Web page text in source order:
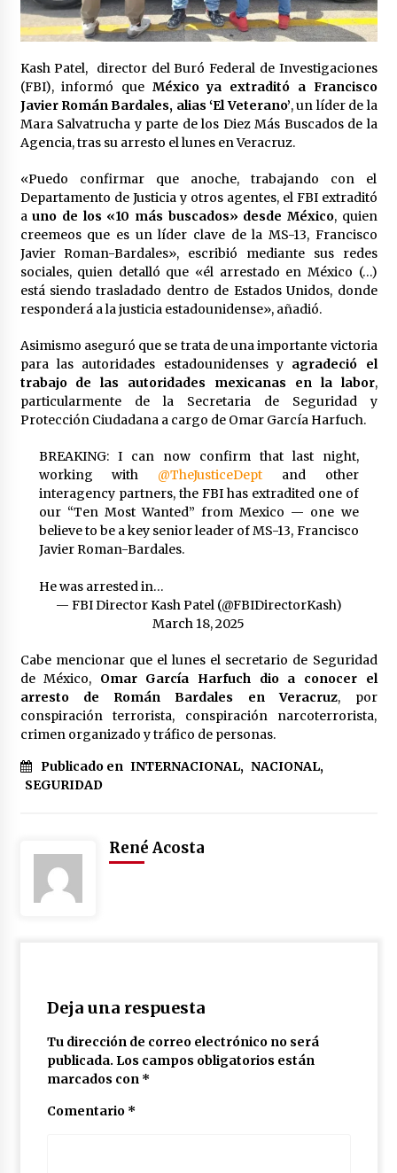
Laura Itzel Castillo será la nueva secretaria de
las Mujeres, anuncia Sheinbaum
2 meses atrás
Sheinbaum descarta reunión entre CNTE y
Segob: «ya dimos nuestras propuestas»
2 meses atrás
Zar antidrogas de EE.UU.: “vamos por los
políticos mexicanos que protegen al narco”
2 meses atrás
Trump anuncia acuerdo con Irán y el fin de
operaciones militares entre ambos países
2 meses atrás
petróleo están empezando a salir de Ormuz
2 meses atrás
México libraría posible arancel de EE.UU. en
85% de sus exportaciones
2 meses atrás
Kash Patel, director del Buró Federal de Investigaciones
(FBI), informó que México ya extraditó a Francisco
Javier Román Bardales, alias ‘El Veterano’, un líder de la
Mara Salvatrucha y parte de los Diez Más Buscados de la
Agencia, tras su arresto el lunes en Veracruz.
«Puedo confirmar que anoche, trabajando con el
Departamento de Justicia y otros agentes, el FBI extraditó
auno de los «10 más buscados» desde México, quien
creemeos que es un líder clave de la MS-13, Francisco
Javier Roman-Bardales», escribió mediante sus redes
sociales, quien detalló que «él arrestado en México (…)
está siendo trasladado dentro de Estados Unidos, donde
responderá a la justicia estadounidense», añadió.
Asimismo aseguró que se trata de una importante victoria
para las autoridades estadounidenses y agradeció el
trabajo de las autoridades mexicanas en la labor,
particularmente de la Secretaria de Seguridad y
Protección Ciudadana a cargo de Omar García Harfuch.
BREAKING: I can now confirm that last night,
working with @TheJusticeDept and other
interagency partners, the FBI has extradited one of
our “Ten Most Wanted” from Mexico — one we
believe to be a key senior leader of MS-13, Francisco
Javier Roman-Bardales.
He was arrested in…
— FBI Director Kash Patel (@FBIDirectorKash)
March 18, 2025
Cabe mencionar que el lunes el secretario de Seguridad
de México, Omar García Harfuch dio a conocer el
arresto de Román Bardales en Veracruz, por
conspiración terrorista, conspiración narcoterrorista,
crimen organizado y tráfico de personas.
Publicado en INTERNACIONAL, NACIONAL,
SEGURIDAD
René Acosta
Deja una respuesta
Tu dirección de correo electrónico no será
publicada. Los campos obligatorios están
marcados con *
Comentario *